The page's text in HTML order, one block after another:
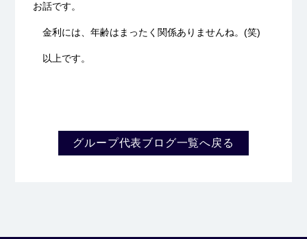
お話です。
金利には、年齢はまったく関係ありませんね。(笑)
以上です。
グループ代表ブログ一覧へ戻る